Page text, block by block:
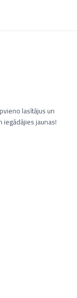
lasītājus un
iegādājies jaunas!